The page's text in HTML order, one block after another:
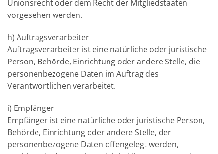
Unionsrecht oder dem Recht der Mitgliedstaaten
vorgesehen werden.
h) Auftragsverarbeiter
Auftragsverarbeiter ist eine natürliche oder juristische
Person, Behörde, Einrichtung oder andere Stelle, die
personenbezogene Daten im Auftrag des
Verantwortlichen verarbeitet.
i) Empfänger
Empfänger ist eine natürliche oder juristische Person,
Behörde, Einrichtung oder andere Stelle, der
personenbezogene Daten offengelegt werden,